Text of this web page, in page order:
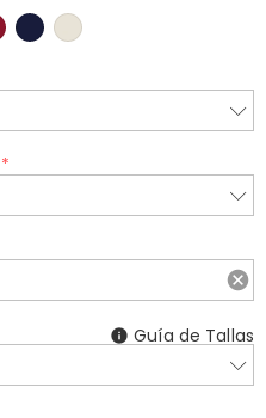
*
Guía de Tallas